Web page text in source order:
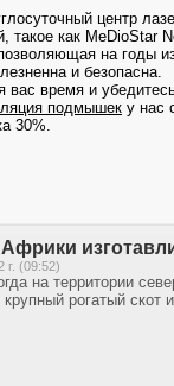
центр
такое как MeDioStar
на годы
и безопасна.
время и
подмышек у нас
30%.
г. (09:52)
на территории
крупный рогатый скот